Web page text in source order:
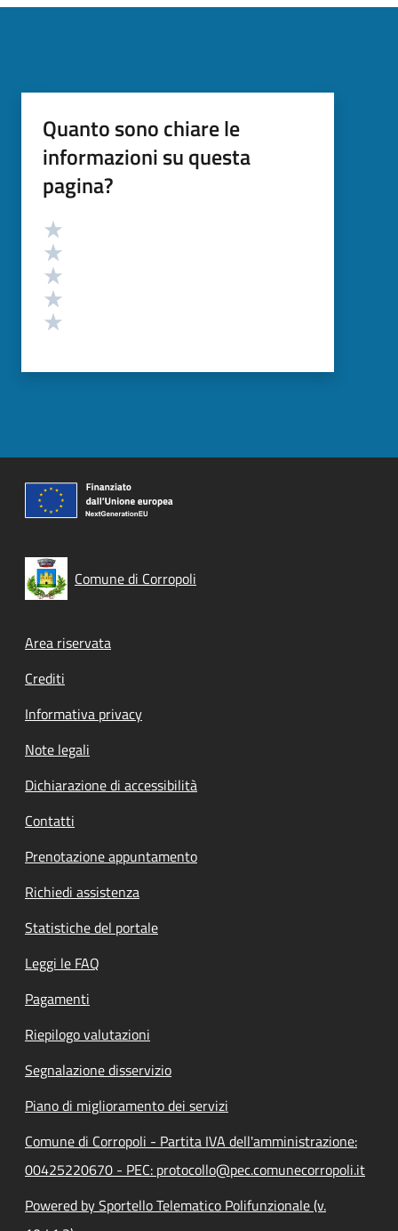
Quanto sono chiare le
informazioni su questa
pagina?
Valutazione
Comune di Corropoli
Footer menu
Area riservata
Crediti
Informativa privacy
Note legali
Dichiarazione di accessibilità
Contatti
Prenotazione appuntamento
Richiedi assistenza
Statistiche del portale
Leggi le FAQ
Pagamenti
Riepilogo valutazioni
Segnalazione disservizio
Piano di miglioramento dei servizi
Comune di Corropoli - Partita IVA dell'amministrazione:
00425220670 - PEC: protocollo@pec.comunecorropoli.it
Powered by Sportello Telematico Polifunzionale (v.